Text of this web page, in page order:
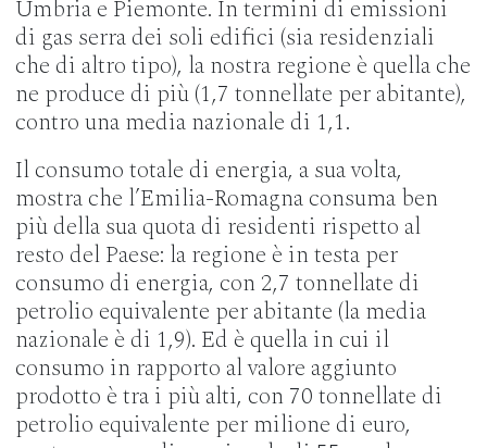
Umbria e Piemonte. In termini di emissioni
di gas serra dei soli edifici (sia residenziali
che di altro tipo), la nostra regione è quella che
ne produce di più (1,7 tonnellate per abitante),
contro una media nazionale di 1,1.
Il consumo totale di energia, a sua volta,
mostra che l’Emilia-Romagna consuma ben
più della sua quota di residenti rispetto al
resto del Paese: la regione è in testa per
consumo di energia, con 2,7 tonnellate di
petrolio equivalente per abitante (la media
nazionale è di 1,9). Ed è quella in cui il
consumo in rapporto al valore aggiunto
prodotto è tra i più alti, con 70 tonnellate di
petrolio equivalente per milione di euro,